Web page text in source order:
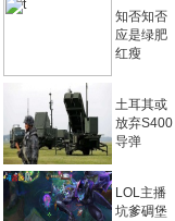
知否知否
应是绿肥
红瘦
土耳其或
放弃S400
导弹
LOL主播
坑爹碉堡